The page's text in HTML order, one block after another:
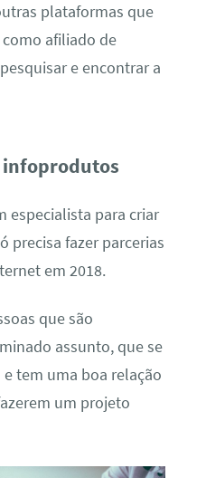
plataformas que
afiliado de
e encontrar a
infoprodutos
especialista para criar
precisa fazer parcerias
em 2018.
que são
assunto, que se
tem uma boa relação
um projeto